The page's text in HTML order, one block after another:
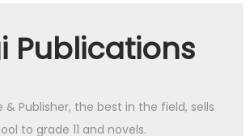
Publications
& Publisher, the best in the field, sells
to grade 11 and novels.